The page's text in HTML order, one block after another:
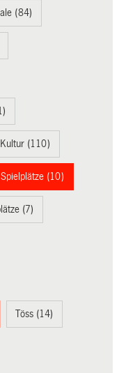
(84)
Kultur (110)
Spielplätze (10)
(7)
Töss (14)